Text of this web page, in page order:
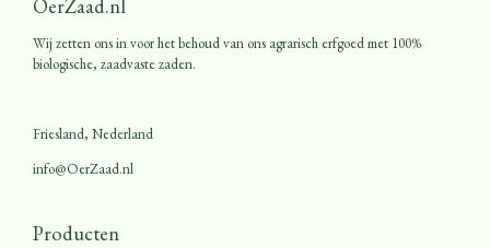
OerZaad.nl
Wij zetten ons in voor het behoud van ons agrarisch erfgoed met 100%
biologische, zaadvaste zaden.
Friesland, Nederland
info@OerZaad.nl
Producten